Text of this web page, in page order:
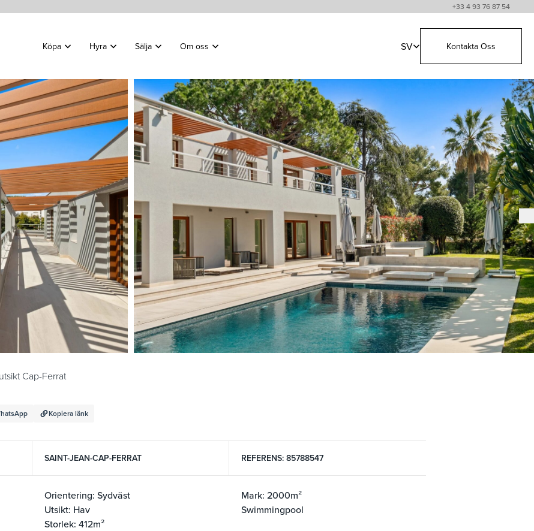
+33 4 93 76 87 54
Köpa Hyra Sälja Om oss SV Kontakta Oss
Cap-Ferrat
Kopiera länk
SAINT-JEAN-CAP-FERRAT REFERENS: 85788547
Orientering: Sydväst
Utsikt: Hav
Storlek: 412m²
Mark: 2000m²
Swimmingpool